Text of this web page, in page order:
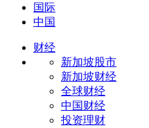
国际
中国
财经
新加坡股市
新加坡财经
全球财经
中国财经
投资理财